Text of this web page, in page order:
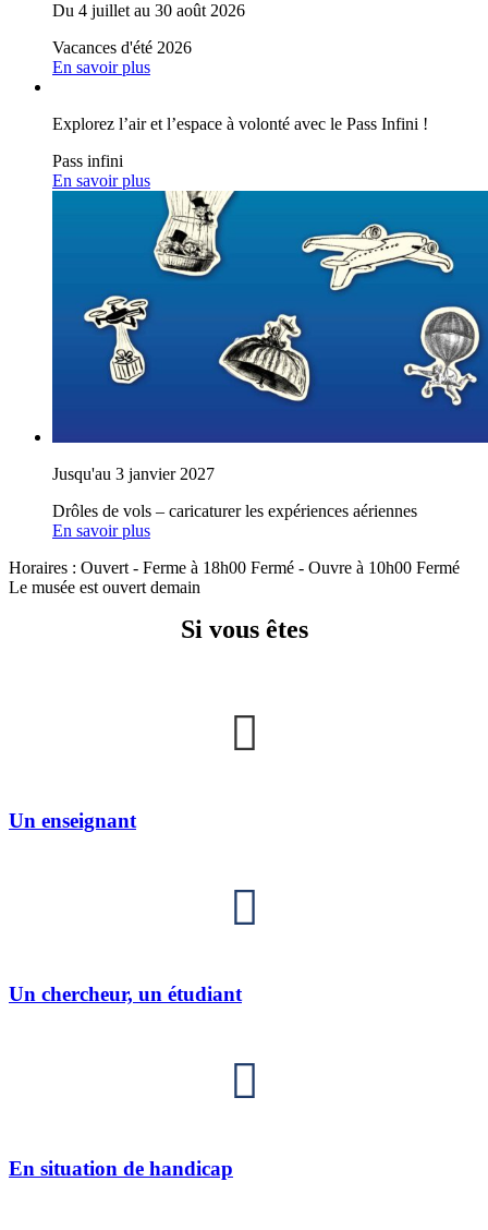
Du 4 juillet au 30 août 2026
Vacances d'été 2026
En savoir plus
Explorez l’air et l’espace à volonté avec le Pass Infini !
Pass infini
En savoir plus
Jusqu'au 3 janvier 2027
Drôles de vols – caricaturer les expériences aériennes
En savoir plus
Horaires : Ouvert - Ferme à 18h00 Fermé - Ouvre à 10h00 Fermé
Le musée est ouvert demain
Si vous êtes
Un enseignant
Un chercheur, un étudiant
En situation de handicap